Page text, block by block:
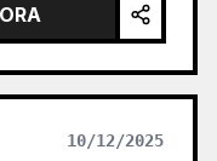
10/12/2025